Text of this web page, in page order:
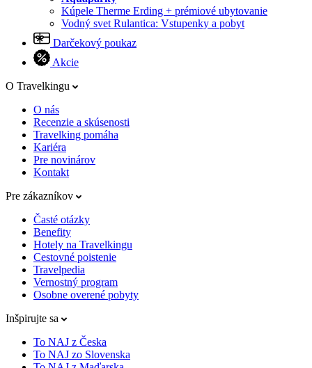
Kúpele Therme Erding + prémiové ubytovanie
Vodný svet Rulantica: Vstupenky a pobyt
Darčekový poukaz
Akcie
O Travelkingu
O nás
Recenzie a skúsenosti
Travelking pomáha
Kariéra
Pre novinárov
Kontakt
Pre zákazníkov
Časté otázky
Benefity
Hotely na Travelkingu
Cestovné poistenie
Travelpedia
Vernostný program
Osobne overené pobyty
Inšpirujte sa
To NAJ z Česka
To NAJ zo Slovenska